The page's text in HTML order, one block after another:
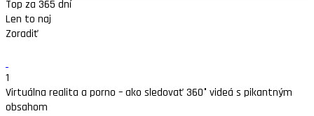
Top za 365 dní
Len to naj
Zoradiť
1
Virtuálna realita a porno – ako sledovať 360° videá s pikantným
obsahom